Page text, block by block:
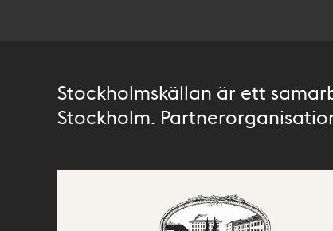
Stockholmskällan är ett
Stockholm.